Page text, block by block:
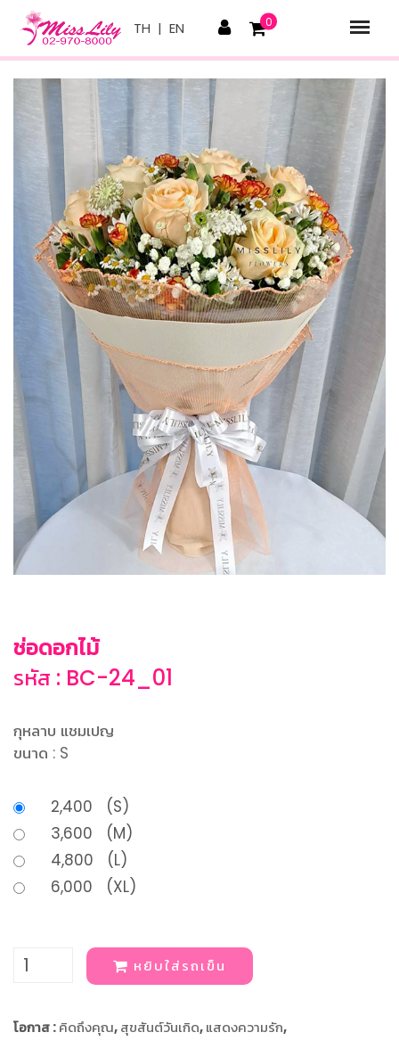
TH | EN 0
ช่อดอกไม้
รหัส : BC-24_01
กุหลาบ แชมเปญ
ขนาด : S
2,400 (S)
3,600 (M)
4,800 (L)
6,000 (XL)
หยิบใส่รถเข็น
โอกาส :คิดถึงคุณ,สุขสันต์วันเกิด,แสดงความรัก,